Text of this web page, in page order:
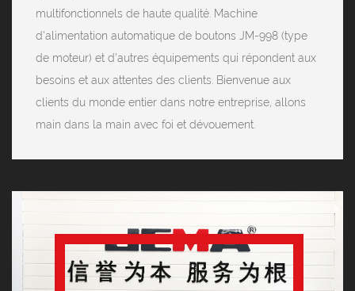
multifonctionnels de haute qualité. Machine
d'alimentation automatique de boutons JM-998 (type
de moteur) et d'autres équipements qui répondent aux
besoins et aux attentes des clients. Bienvenue aux
clients du monde entier dans notre entreprise, allons
main dans la main avec foi et dévouement.